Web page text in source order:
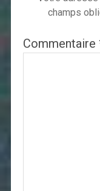
champs
Commentaire